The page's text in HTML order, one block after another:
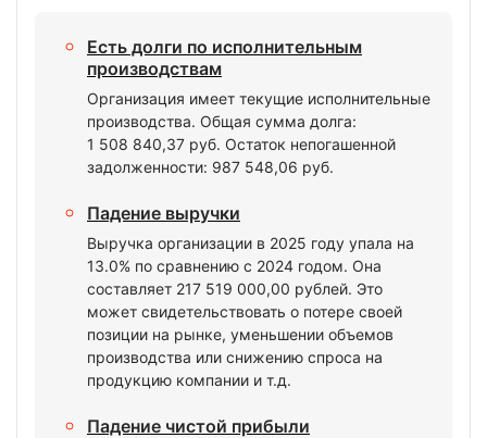
Есть долги по исполнительным
производствам
Организация имеет текущие исполнительные
производства. Общая сумма долга:
1 508 840,37 руб. Остаток непогашенной
задолженности: 987 548,06 руб.
Падение выручки
Выручка организации в 2025 году упала на
13.0% по сравнению с 2024 годом. Она
составляет 217 519 000,00 рублей. Это
может свидетельствовать о потере своей
позиции на рынке, уменьшении объемов
производства или снижению спроса на
продукцию компании и т.д.
Падение чистой прибыли